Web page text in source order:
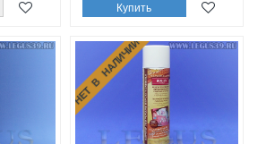
Купить
НЕТ В НАЛИЧИИ